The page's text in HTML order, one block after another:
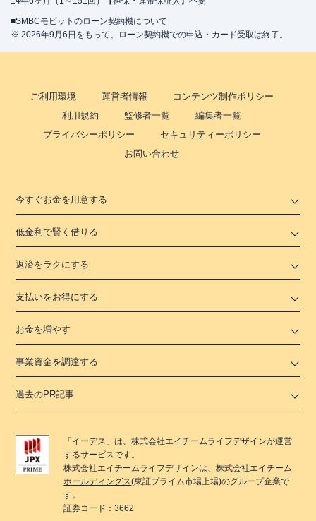
■SMBCモビットのローン契約機について
※ 2026年9月6日をもって、ローン契約機での申込・カード受取は終了。
ご利用環境 運営者情報
コンテンツ制作ポリシー
利用規約
監修者一覧
編集者一覧
プライバシーポリシー
セキュリティーポリシー
お問い合わせ
今すぐお金を用意する
低金利で賢く借りる
返済をラクにする
支払いをお得にする
お金を増やす
事業資金を調達する
過去のPR記事
「 イーデス 」は、株式会社エイチームライフデザインが運営
するサービスです。
株式会社エイチームライフデザインは、株式会社エイチーム
ホールディングス(東証プライム市場上場)のグループ企業で
す。
証券コード：3662